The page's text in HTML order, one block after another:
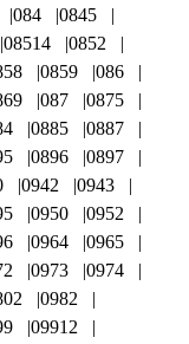
084
0845
08514
0852
0859
086
087
0875
0885
0887
0896
0897
0942
0943
0950
0952
0964
0965
0973
0974
0982
09912